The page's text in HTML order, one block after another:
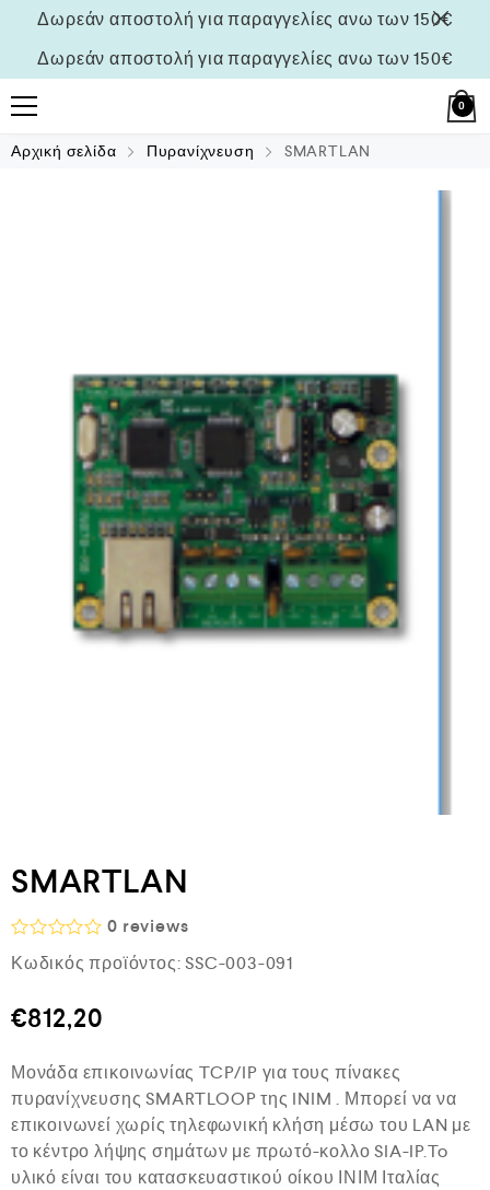
Δωρεάν αποστολή για παραγγελίες ανω των 150€
Δωρεάν αποστολή για παραγγελίες ανω των 150€
0
Αρχική σελίδα Πυρανίχνευση SMARTLAN
SMARTLAN
Β
α
μ
ο
γ
ή
θ
η
κ
ε
μ
0 reviews
Κωδικός προϊόντος: SSC-003-091
€812,20
Μονάδα επικοινωνίας TCP/IP για τους πίνακες
πυρανίχνευσης SMARTLOOP της INIM . Μπορεί να να
επικοινωνεί χωρίς τηλεφωνική κλήση μέσω του LAN με
το κέντρο λήψης σημάτων με πρωτό-κολλο SIA-IP.To
υλικό είναι του κατασκευαστικού οίκου ΙΝΙΜ Ιταλίας